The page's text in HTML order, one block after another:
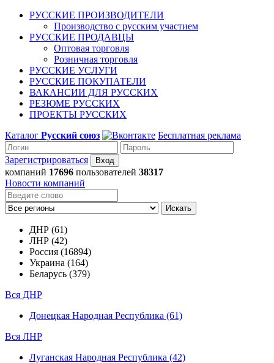
РУССКИЕ ПРОИЗВОДИТЕЛИ
Производство с русским участием
РУССКИЕ ПРОДАВЦЫ
Оптовая торговля
Розничная торговля
РУССКИЕ УСЛУГИ
РУССКИЕ ПОКУПАТЕЛИ
ВАКАНСИИ ДЛЯ РУССКИХ
РЕЗЮМЕ РУССКИХ
ПРОЕКТЫ РУССКИХ
Каталог Русский союз Бесплатная реклама
Зарегистрироваться
компаний 17696 пользователей 38317
Новости компаний
Искать
ДНР (61)
ЛНР (42)
Россия (16894)
Украина (164)
Беларусь (379)
Вся ДНР
Донецкая Народная Республика (61)
Вся ЛНР
Луганская Народная Республика (42)